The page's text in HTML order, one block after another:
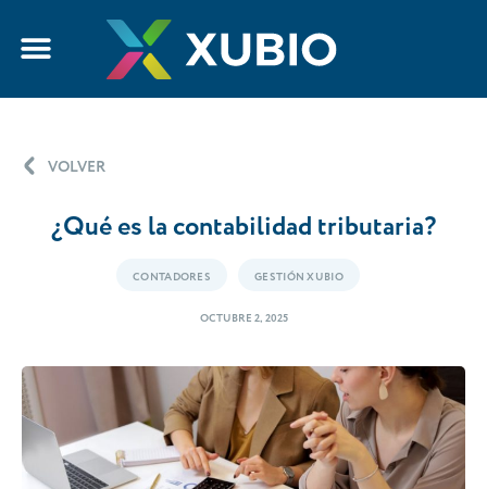
VOLVER
¿Qué es la contabilidad tributaria?
CONTADORES GESTIÓN XUBIO
OCTUBRE 2, 2025